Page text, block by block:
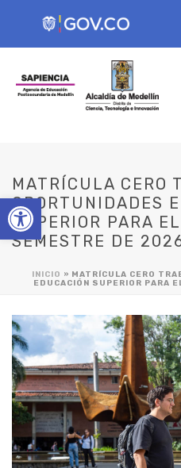
Open toolbar
MATRÍCULA CERO
OPORTUNIDADES
SUPERIOR PARA
SEMESTRE DE
INICIO » MATRÍCULA CERO
EDUCACIÓN SUPERIOR PARA